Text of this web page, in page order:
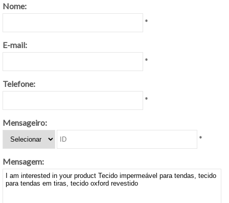
Nome:
*
E-mail:
*
Telefone:
*
Mensageiro:
*
Mensagem: